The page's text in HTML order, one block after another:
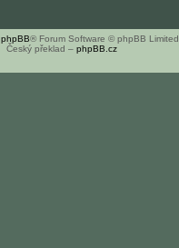
phpBB® Forum Software © phpBB Limited
Český překlad – phpBB.cz